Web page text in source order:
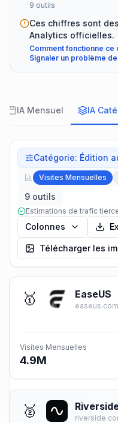
9 outils
Ces chiffres sont
Analytics officielles.
Comment fonctionne ce
Signaler un problème
IA Mensuel IA
Catégorie: Édition
Visites Mensuelles
9 outils
Estimations de trafic
Colonnes
Télécharger les
🥇 EaseUS
easeus.com
Visites Mensuelles
4.9M
🥈